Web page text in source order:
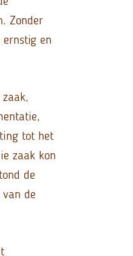
Zonder
en
tot het
zaak kon
de
de